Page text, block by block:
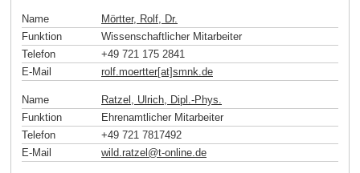
Name
Mörtter, Rolf, Dr.
Funktion
Wissenschaftlicher Mitarbeiter
Telefon
+49 721 175 2841
E-Mail
rolf.moertter[at]smnk de
Name
Ratzel, Ulrich, Dipl.-Phys.
Funktion
Ehrenamtlicher Mitarbeiter
Telefon
+49 721 7817492
E-Mail
wild.ratzel@t-online de